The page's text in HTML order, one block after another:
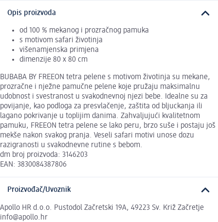
Opis proizvoda
od 100 % mekanog i prozračnog pamuka
s motivom safari životinja
višenamjenska primjena
dimenzije 80 x 80 cm
BUBABA BY FREEON tetra pelene s motivom životinja su mekane,
prozračne i nježne pamučne pelene koje pružaju maksimalnu
udobnost i svestranost u svakodnevnoj njezi bebe. Idealne su za
povijanje, kao podloga za presvlačenje, zaštita od bljuckanja ili
lagano pokrivanje u toplijim danima. Zahvaljujući kvalitetnom
pamuku, FREEON tetra pelene se lako peru, brzo suše i postaju još
mekše nakon svakog pranja. Veseli safari motivi unose dozu
razigranosti u svakodnevne rutine s bebom.
dm broj proizvoda: 3146203
EAN: 3830084387806
Proizvođač/Uvoznik
Apollo HR d.o.o. Pustodol Začretski 19A, 49223 Sv. Križ Začretje
info@apollo.hr